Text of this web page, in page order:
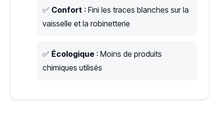
✅ Confort : Fini les traces blanches sur la
vaisselle et la robinetterie
✅ Écologique : Moins de produits
chimiques utilisés